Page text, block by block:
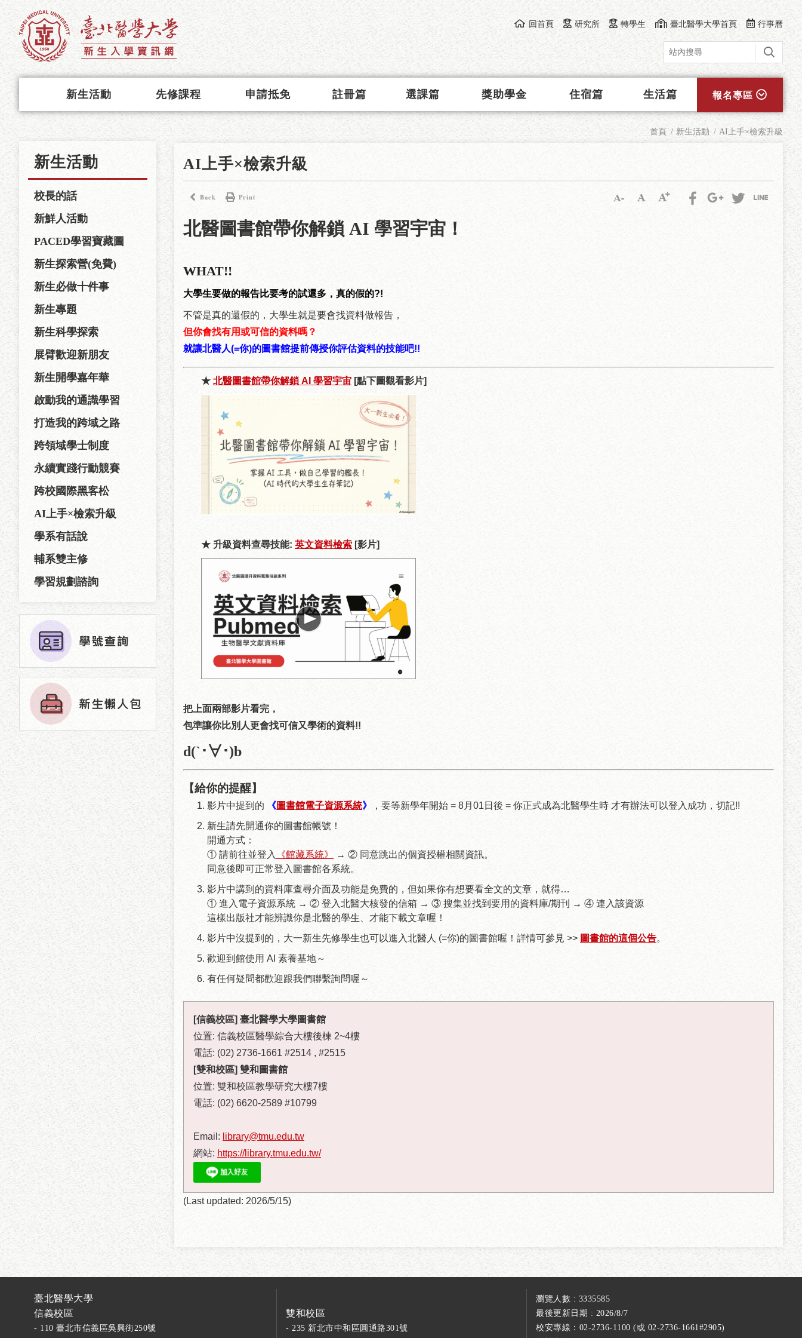
回首頁 研究所 轉學生 臺北醫學大學首頁 行事曆
新生活動 先修課程 申請抵免 註冊篇 選課篇 獎助學金 住宿篇 生活篇 報名專區
新生活動
校長的話
新鮮人活動
PACED學習寶藏圖
新生探索營(免費)
新生必做十件事
新生專題
新生科學探索
展臂歡迎新朋友
新生開學嘉年華
啟動我的通識學習
打造我的跨域之路
跨領域學士制度
永續實踐行動競賽
跨校國際黑客松
AI上手×檢索升級
學系有話說
輔系雙主修
學習規劃諮詢
首頁 新生活動 AI上手×檢索升級
AI上手×檢索升級
Back Print
北醫圖書館帶你解鎖 AI 學習宇宙！
WHAT!!
大學生要做的報告比要考的試還多，真的假的?!
不管是真的還假的，大學生就是要會找資料做報告，
但你會找有用或可信的資料嗎？
就讓北醫人(=你)的圖書館提前傳授你評估資料的技能吧!!
★ 北醫圖書館帶你解鎖 AI 學習宇宙 [點下圖觀看影片]
★ 升級資料查尋技能: 英文資料檢索 [影片]
把上面兩部影片看完，
包準讓你比別人更會找可信又學術的資料!!
d(`･∀･)b
【給你的提醒】
影片中提到的 《圖書館電子資源系統》
，要等新學年開始 = 8月01日後 = 你正式成為北醫學生時 才有辦法可以登入成功，切記!!
新生請先開通你的圖書館帳號！
開通方式：
① 請前往並登入
《館藏系統》
→ ② 同意跳出的個資授權相關資訊。
同意後即可正常登入圖書館各系統。
影片中講到的資料庫查尋介面及功能是免費的，但如果你有想要看全文的文章，就得…
① 進入電子資源系統 → ② 登入北醫大核發的信箱 → ③ 搜集並找到要用的資料庫/期刊 → ④ 連入該資源
這樣出版社才能辨識你是北醫的學生、才能下載文章喔！
影片中沒提到的，大一新生先修學生也可以進入北醫人 (=你)的圖書館喔！詳情可參見 >> 圖書館的這個公告。
歡迎到館使用 AI 素養基地～
有任何疑問都歡迎跟我們聯繫詢問喔～
[信義校區] 臺北醫學大學圖書館
位置: 信義校區醫學綜合大樓後棟 2~4樓
電話: (02) 2736-1661 #2514 , #2515
[雙和校區] 雙和圖書館
位置: 雙和校區教學研究大樓7樓
電話: (02) 6620-2589 #10799
Email: library@tmu.edu.tw
網站: https://library.tmu.edu.tw/
(Last updated: 2026/5/15)
臺北醫學大學
信義校區
- 110 臺北市信義區吳興街250號
雙和校區
- 235 新北市中和區圓通路301號
瀏覽人數 : 3335585
最後更新日期 : 2026/8/7
校安專線：02-2736-1100 (或 02-2736-1661#2905)